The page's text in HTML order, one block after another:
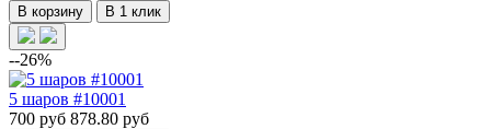
В корзину В 1 клик
--26%
5 шаров #10001
700 руб 878.80 руб